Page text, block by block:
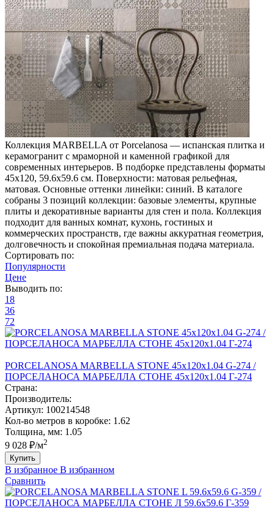
Коллекция MARBELLA от Porcelanosa — испанская плитка и
керамогранит с мраморной и каменной графикой для
современных интерьеров. В подборке представлены форматы
45x120, 59.6x59.6 см. Поверхности: матовая рельефная,
матовая. Основные оттенки линейки: синий. В каталоге
собраны 3 позиций коллекции: базовые элементы, крупные
плиты и декоративные варианты для стен и пола. Коллекция
подходит для ванных комнат, кухонь, гостиных и
коммерческих пространств, где важны аккуратная геометрия,
долговечность и спокойная премиальная подача материала.
Сортировать по:
Популярности
Цене
Выводить по:
18
36
72
PORCELANOSA MARBELLA STONE 45x120x1.04 G-274 /
ПОРCЕЛАНОСА МАРБЕЛЛА СТОНЕ 45x120x1.04 Г-274
Страна:
Производитель:
Артикул: 100214548
Кол-во метров в коробке: 1.62
Толщина, мм: 1.05
9 028 ₽/м2
Купить
В избранное В избранном
Сравнить